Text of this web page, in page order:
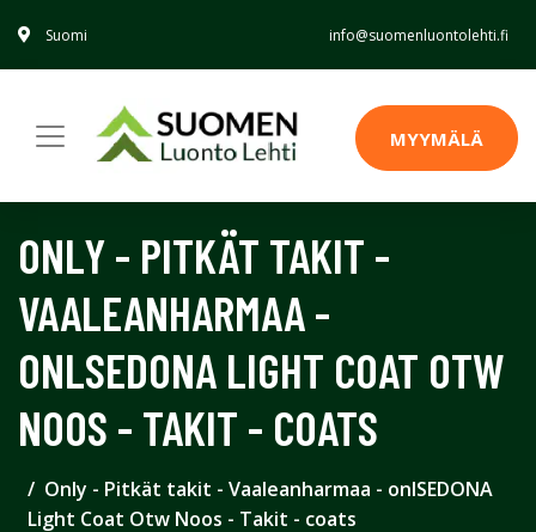
Suomi info@suomenluontolehti.fi
MYYMÄLÄ
ONLY - PITKÄT TAKIT -
VAALEANHARMAA -
ONLSEDONA LIGHT COAT OTW
NOOS - TAKIT - COATS
Only - Pitkät takit - Vaaleanharmaa - onlSEDONA
Light Coat Otw Noos - Takit - coats